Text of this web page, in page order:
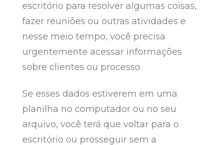
escritório para resolver algumas coisas,
fazer reuniões ou outras atividades e
nesse meio tempo, você precisa
urgentemente acessar informações
sobre clientes ou processo.
Se esses dados estiverem em uma
planilha no computador ou no seu
arquivo, você terá que voltar para o
escritório ou prosseguir sem a